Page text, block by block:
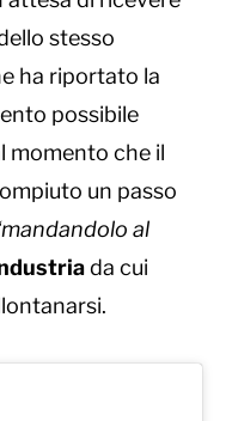
stesso
ha riportato la
possibile
momento che il
un passo
al
da cui